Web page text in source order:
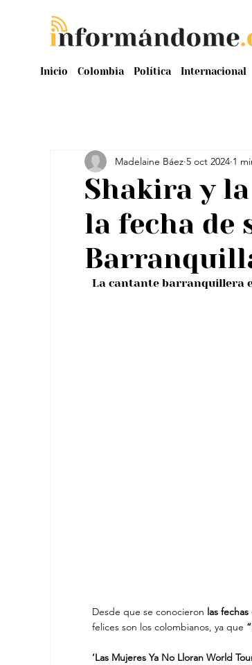
Inicio Colombia Política Internacional
Shakira y
la fecha de
Madelaine Báez 5 oct 2024 1
La cantante barranquillera
Desde que se conocieron las
felices son los colombianos, ya que
‘Las Mujeres Ya No Lloran World